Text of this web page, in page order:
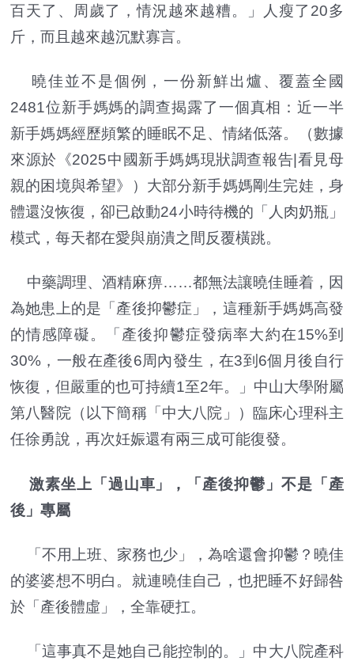
百天了、周歲了，情況越來越糟。」人瘦了20多
斤，而且越來越沉默寡言。
曉佳並不是個例，一份新鮮出爐、覆蓋全國
2481位新手媽媽的調查揭露了一個真相：近一半
新手媽媽經歷頻繁的睡眠不足、情緒低落。（數據
來源於《2025中國新手媽媽現狀調查報告|看見母
親的困境與希望》）大部分新手媽媽剛生完娃，身
體還沒恢復，卻已啟動24小時待機的「人肉奶瓶」
模式，每天都在愛與崩潰之間反覆橫跳。
中藥調理、酒精麻痹……都無法讓曉佳睡着，因
為她患上的是「產後抑鬱症」，這種新手媽媽高發
的情感障礙。「產後抑鬱症發病率大約在15%到
30%，一般在產後6周內發生，在3到6個月後自行
恢復，但嚴重的也可持續1至2年。」中山大學附屬
第八醫院（以下簡稱「中大八院」）臨床心理科主
任徐勇說，再次妊娠還有兩三成可能復發。
激素坐上「過山車」，「產後抑鬱」不是「產
後」專屬
「不用上班、家務也少」，為啥還會抑鬱？曉佳
的婆婆想不明白。就連曉佳自己，也把睡不好歸咎
於「產後體虛」，全靠硬扛。
「這事真不是她自己能控制的。」中大八院產科